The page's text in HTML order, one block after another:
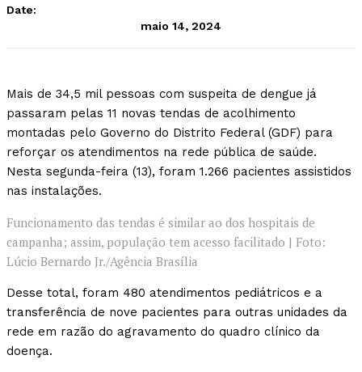
Date:
maio 14, 2024
Mais de 34,5 mil pessoas com suspeita de dengue já
passaram pelas 11 novas tendas de acolhimento
montadas pelo Governo do Distrito Federal (GDF) para
reforçar os atendimentos na rede pública de saúde.
Nesta segunda-feira (13), foram 1.266 pacientes assistidos
nas instalações.
Funcionamento das tendas é similar ao dos hospitais de
campanha; assim, população tem acesso facilitado | Foto:
Lúcio Bernardo Jr./Agência Brasília
Desse total, foram 480 atendimentos pediátricos e a
transferência de nove pacientes para outras unidades da
rede em razão do agravamento do quadro clínico da
doença.